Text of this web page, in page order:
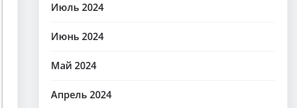
Июль 2024
Июнь 2024
Май 2024
Апрель 2024